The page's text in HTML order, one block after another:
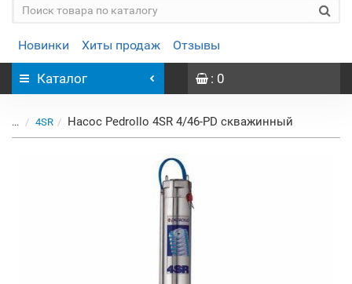
Новинки Хиты продаж Отзывы
Каталог : 0
... 4SR Насос Pedrollo 4SR 4/46-PD скважинный